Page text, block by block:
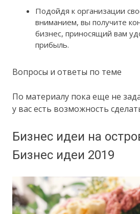
Подойдя к организации
вниманием, вы получите
бизнес, приносящий вам
прибыль.
Вопросы и ответы по теме
По материалу пока еще не
у вас есть возможность
Бизнес идеи на
Бизнес идеи 2019